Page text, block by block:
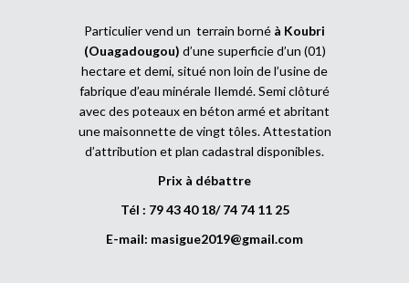
Particulier vend un terrain borné à Koubri
(Ouagadougou) d’une superficie d’un (01)
hectare et demi, situé non loin de l’usine de
fabrique d’eau minérale Ilemdé. Semi clôturé
avec des poteaux en béton armé et abritant
une maisonnette de vingt tôles. Attestation
d’attribution et plan cadastral disponibles.
Prix à débattre
Tél : 79 43 40 18/ 74 74 11 25
E-mail: masigue2019@gmail.com